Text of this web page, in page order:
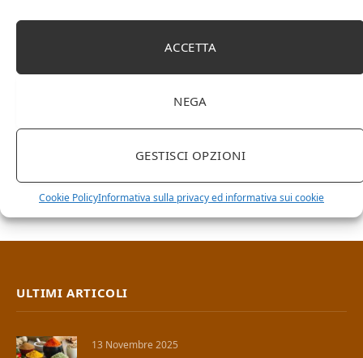
ACCETTA
NEGA
GESTISCI OPZIONI
Cookie PolicyInformativa sulla privacy ed informativa sui cookie
RICERCA NEL SITO
ULTIMI ARTICOLI
13 Novembre 2025